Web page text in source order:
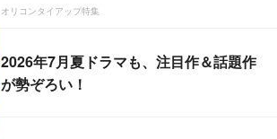
オリコンタイアップ特集
2026年7月夏ドラマも、注目作＆話題作
が勢ぞろい！